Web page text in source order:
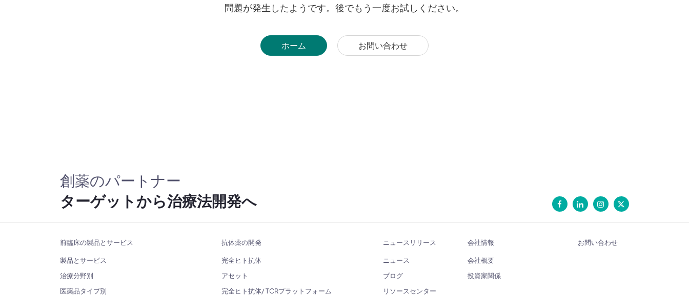
問題が発生したようです。後でもう一度お試しください。
ホーム お問い合わせ
創薬のパートナー
ターゲットから治療法開発へ
前臨床の製品とサービス
製品とサービス
治療分野別
医薬品タイプ別
抗体薬の開発
完全ヒト抗体
アセット
完全ヒト抗体/ TCRプラットフォーム
ニュースリリース
ニュース
ブログ
リソースセンター
会社情報
会社概要
投資家関係
お問い合わせ